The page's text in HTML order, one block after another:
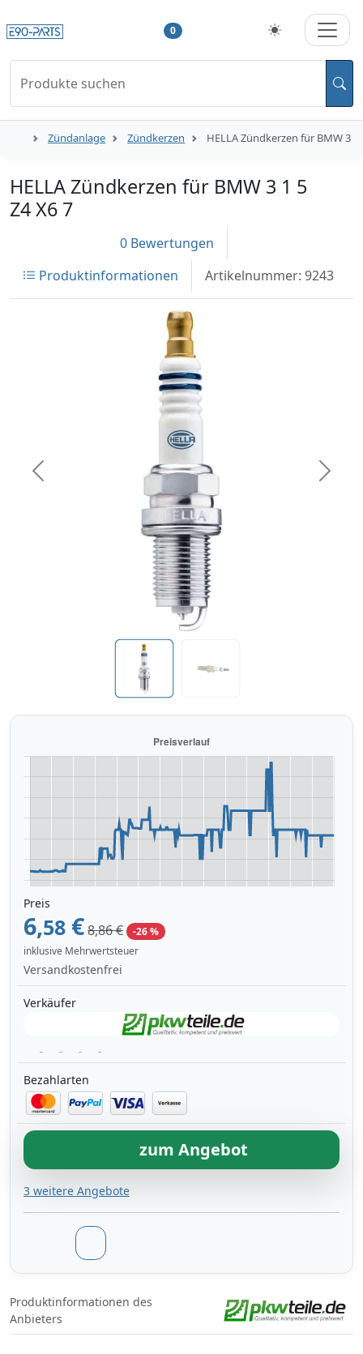
0
Produkte suchen
Zündanlage Zündkerzen HELLA Zündkerzen für BMW 3 1
HELLA Zündkerzen für BMW 3 1 5
Z4 X6 7
0 Bewertungen
Produktinformationen
Artikelnummer: 9243
Previous Next
Preis
6,58 €8,86 €
-26 %
inklusive Mehrwertsteuer
Versandkostenfrei
Verkäufer
Bezahlarten
zum Angebot
3 weitere Angebote
Produktinformationen des
Anbieters